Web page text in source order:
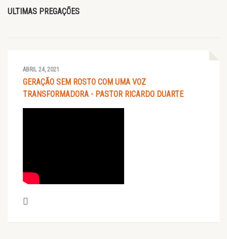
ULTIMAS PREGAÇÕES
ABRIL 24, 2021
GERAÇÃO SEM ROSTO COM UMA VOZ
TRANSFORMADORA - PASTOR RICARDO DUARTE